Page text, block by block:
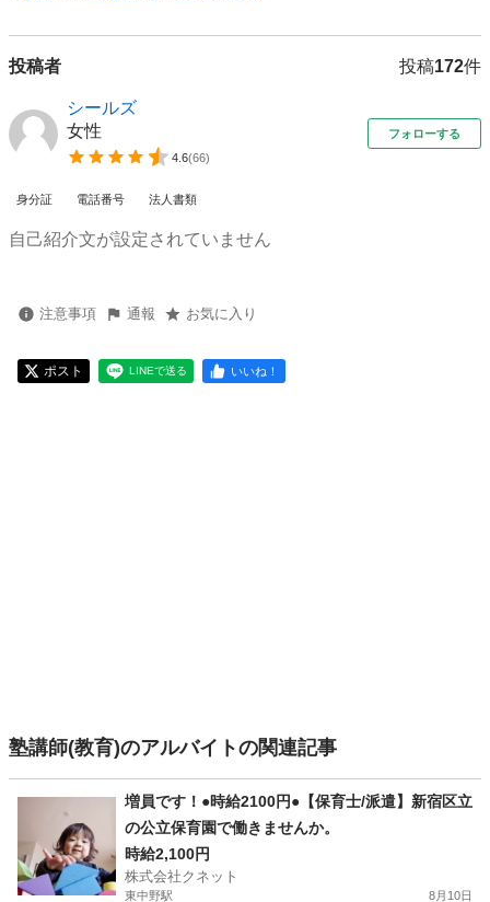
投稿者 投稿172件
シールズ
女性
4.6(66)
フォローする
身分証 電話番号 法人書類
自己紹介文が設定されていません
注意事項 通報 お気に入り
ポスト LINEで送る いいね！
塾講師(教育)のアルバイトの関連記事
増員です！●時給2100円●【保育士/派遣】新宿区立
の公立保育園で働きませんか。
時給2,100円
株式会社クネット
東中野駅 8月10日